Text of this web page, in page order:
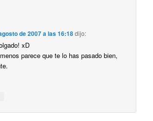
de 2007 a las 16:18dijo:
xD
parece que te lo has pasado bien,